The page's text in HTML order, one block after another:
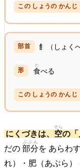
飠（しょく
食
た
べる
にくづきは、 空
そら
の「
だの 部分
ぶぶん
を あらわ
れ）・肥（あぶら）